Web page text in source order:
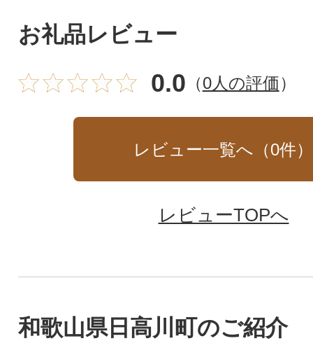
お礼品レビュー
0.0 （0人の評価）
レビュー一覧へ（0件）
レビューTOPへ
和歌山県日高川町のご紹介